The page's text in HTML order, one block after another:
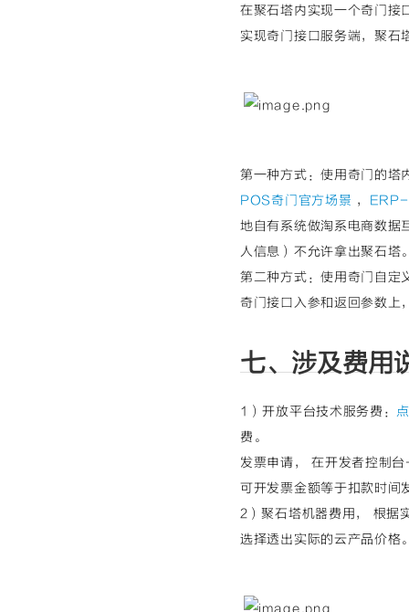
在聚石塔内实现一个奇门接
实现奇门接口服务端，聚石
第一种方式：使用奇门的塔
POS奇门官方场景 ， ERP-
地自有系统做淘系电商数据
人信息）不允许拿出聚石塔
第二种方式：使用奇门自定
奇门接口入参和返回参数上
七、涉及费用
1）开放平台技术服务费：
费。
发票申请， 在开发者控制
可开发票金额等于扣款时间
2）聚石塔机器费用， 根据
选择透出实际的云产品价格